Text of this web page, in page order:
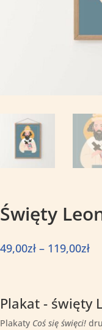
Święty
49,00zł – 119,00zł
do
Plakat - święty
Plakaty Coś się święci!